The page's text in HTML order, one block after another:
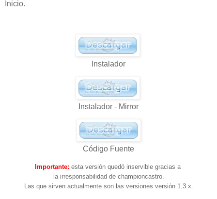
Inicio.
Instalador
Instalador - Mirror
Código Fuente
Importante: esta versión quedó inservible gracias a
la irresponsabilidad de championcastro.
Las que sirven actualmente son las versiones versión 1.3.x.